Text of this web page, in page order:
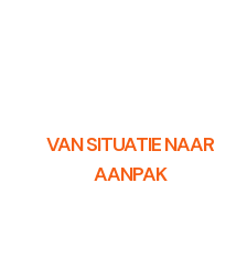
VAN SITUATIE NAAR
AANPAK